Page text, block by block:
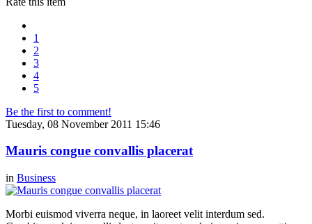
1
2
3
4
5
Be the first to comment!
Tuesday, 08 November 2011 15:46
Mauris congue convallis placerat
in Business
Morbi euismod viverra neque, in laoreet velit interdum sed.